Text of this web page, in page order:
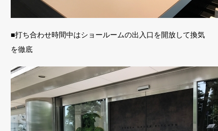
■打ち合わせ時間中はショールームの出入口を開放して換気
を徹底